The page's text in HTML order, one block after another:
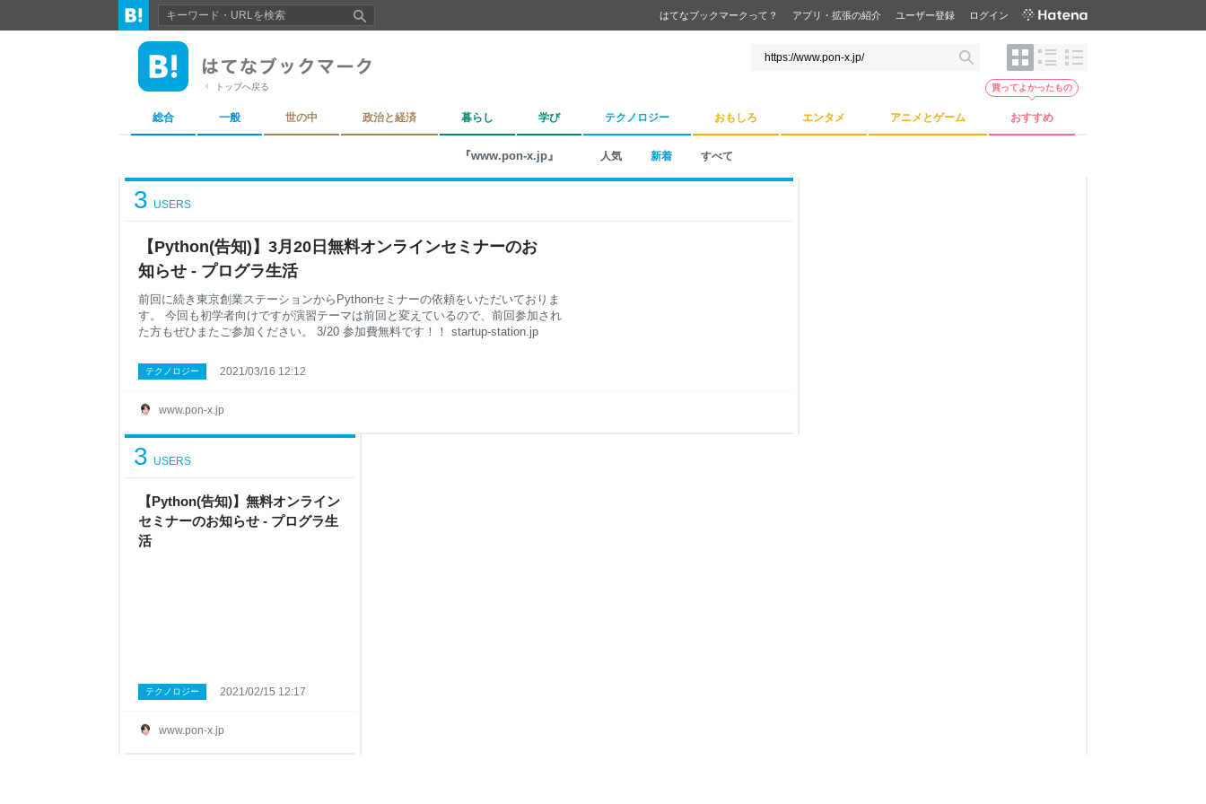
はてなブックマークって？ アプリ・拡張の紹介 ユーザー登録 ログイン
トップへ戻る
総合 一般 世の中 政治と経済 暮らし 学び テクノロジー おもしろ エンタメ アニメとゲーム おすすめ
買ってよかったもの
『www.pon-x.jp』 人気 新着 すべて
【Python(告知)】3月20日無料オンラインセミナーのお
知らせ - プログラ生活
3 USERS
www.pon-x.jp
前回に続き東京創業ステーションからPythonセミナーの依頼をいただいておりま
す。 今回も初学者向けですが演習テーマは前回と変えているので、前回参加され
た方もぜひまたご参加ください。 3/20 参加費無料です！！ startup-station.jp
テクノロジー 2021/03/16 12:12
【Python(告知)】無料オンライン
セミナーのお知らせ - プログラ生
活
3 USERS
www.pon-x.jp
テクノロジー 2021/02/15 12:17